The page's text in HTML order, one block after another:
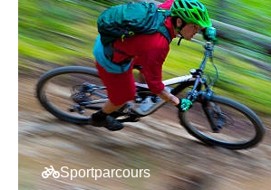
Sportparcours